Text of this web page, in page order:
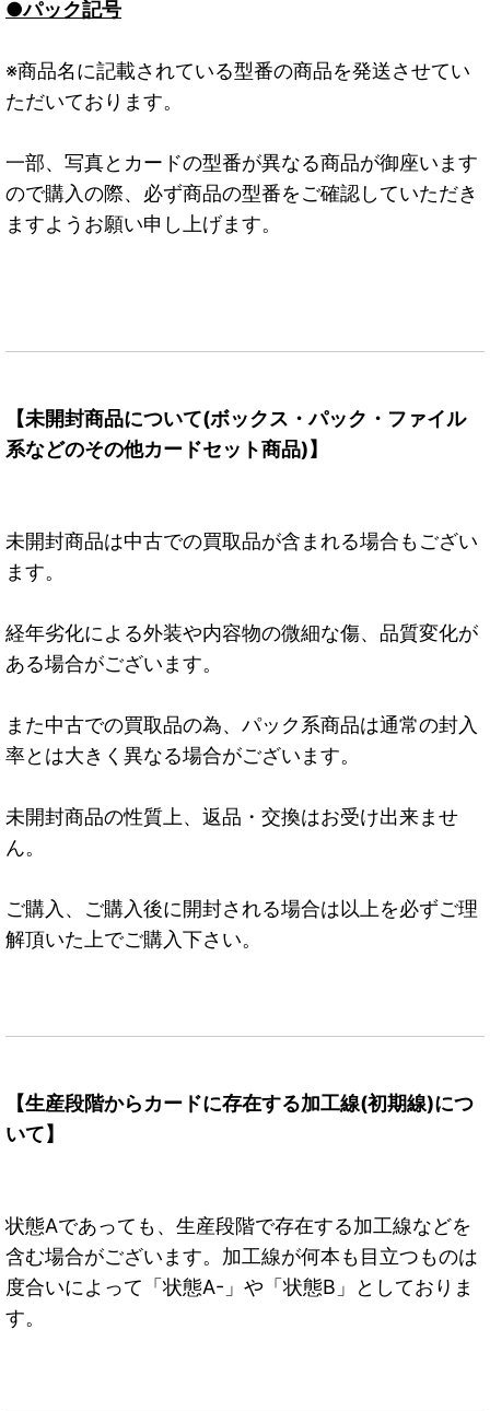
●パック記号
※商品名に記載されている型番の商品を発送させてい
ただいております。
一部、写真とカードの型番が異なる商品が御座います
ので購入の際、必ず商品の型番をご確認していただき
ますようお願い申し上げます。
【未開封商品について(ボックス・パック・ファイル
系などのその他カードセット商品)】
未開封商品は中古での買取品が含まれる場合もござい
ます。
経年劣化による外装や内容物の微細な傷、品質変化が
ある場合がございます。
また中古での買取品の為、パック系商品は通常の封入
率とは大きく異なる場合がございます。
未開封商品の性質上、返品・交換はお受け出来ませ
ん。
ご購入、ご購入後に開封される場合は以上を必ずご理
解頂いた上でご購入下さい。
【生産段階からカードに存在する加工線(初期線)につ
いて】
状態Aであっても、生産段階で存在する加工線などを
含む場合がございます。加工線が何本も目立つものは
度合いによって「状態A-」や「状態B」としておりま
す。